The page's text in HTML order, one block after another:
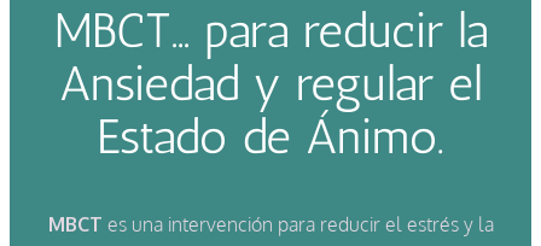
MBCT… para reducir la
Ansiedad y regular el
Estado de Ánimo.
MBCT es una intervención para reducir el estrés y la